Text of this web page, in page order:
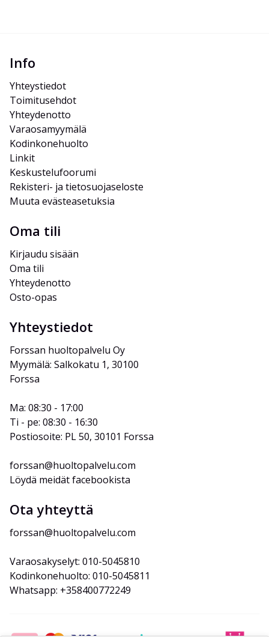
Info
Yhteystiedot
Toimitusehdot
Yhteydenotto
Varaosamyymälä
Kodinkonehuolto
Linkit
Keskustelufoorumi
Rekisteri- ja tietosuojaseloste
Muuta evästeasetuksia
Oma tili
Kirjaudu sisään
Oma tili
Yhteydenotto
Osto-opas
Yhteystiedot
Forssan huoltopalvelu Oy
Myymälä: Salkokatu 1, 30100
Forssa
Ma: 08:30 - 17:00
Ti - pe: 08:30 - 16:30
Postiosoite: PL 50, 30101 Forssa
forssan@huoltopalvelu.com
Löydä meidät facebookista
Ota yhteyttä
forssan@huoltopalvelu.com
Varaosakyselyt: 010-5045810
Kodinkonehuolto: 010-5045811
Whatsapp: +358400772249